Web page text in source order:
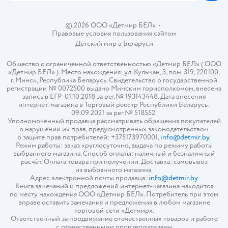
© 2026 ООО «Детмир БЕЛ»•
Правовые условия пользования сайтом
Детский мир в Беларуси
Общество с ограниченной ответственностью «Детмир БЕЛ» ( ООО
«Детмир БЕЛ» ). Место нахождения: ул. Кульман, 3, пом. 319, 220100,
г. Минск, Республика Беларусь. Свидетельство о государственной
регистрации № 0072500 выдано Минским горисполкомом, внесена
запись в ЕГР 01.10.2018 за рег.№ 193143448. Дата внесения
интернет-магазина в Торговый реестр Республики Беларусь:
09.09.2021 за рег.№ 518552.
Уполномоченный продавца рассматривать обращения покупателей
о нарушении их прав, предусмотренных законодательством
о защите прав потребителей: +375173970001,info@detmir.by.
Режим работы: заказ круглосуточно, выдача по режиму работы
выбранного магазина. Способ оплаты: наличный и безналичный
расчёт. Оплата товара при получении. Доставка: самовывоз
из выбранного магазина.
Адрес электронной почты продавца: info@detmir.by
Книга замечаний и предложений интернет-магазина находится
по месту нахождения ООО «Детмир БЕЛ». Потребитель при этом
вправе оставить замечания и предложения в любом магазине
торговой сети «Детмир».
Ответственный за продвижение отечественных товаров и работе